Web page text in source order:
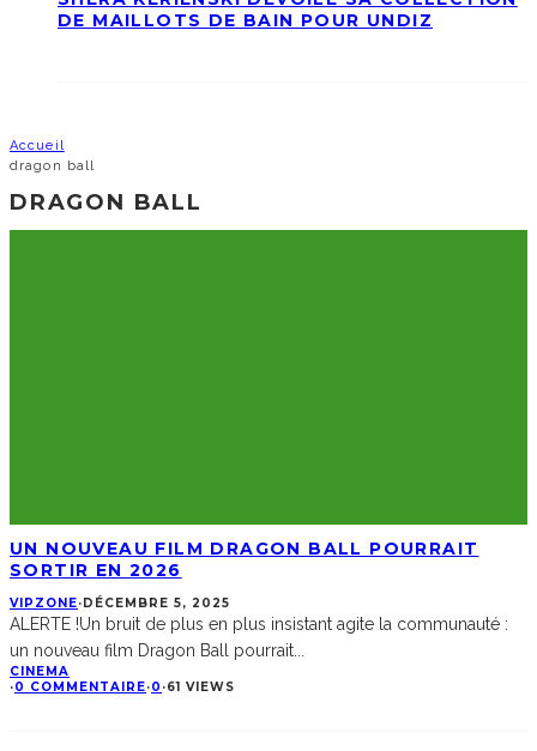
DE MAILLOTS DE BAIN POUR UNDIZ
Accueil
dragon ball
DRAGON BALL
UN NOUVEAU FILM DRAGON BALL POURRAIT
SORTIR EN 2026
VIPZONE· DÉCEMBRE 5, 2025
ALERTE !Un bruit de plus en plus insistant agite la communauté :
un nouveau film Dragon Ball pourrait
CINEMA
·0 COMMENTAIRE·0 ·61 VIEWS